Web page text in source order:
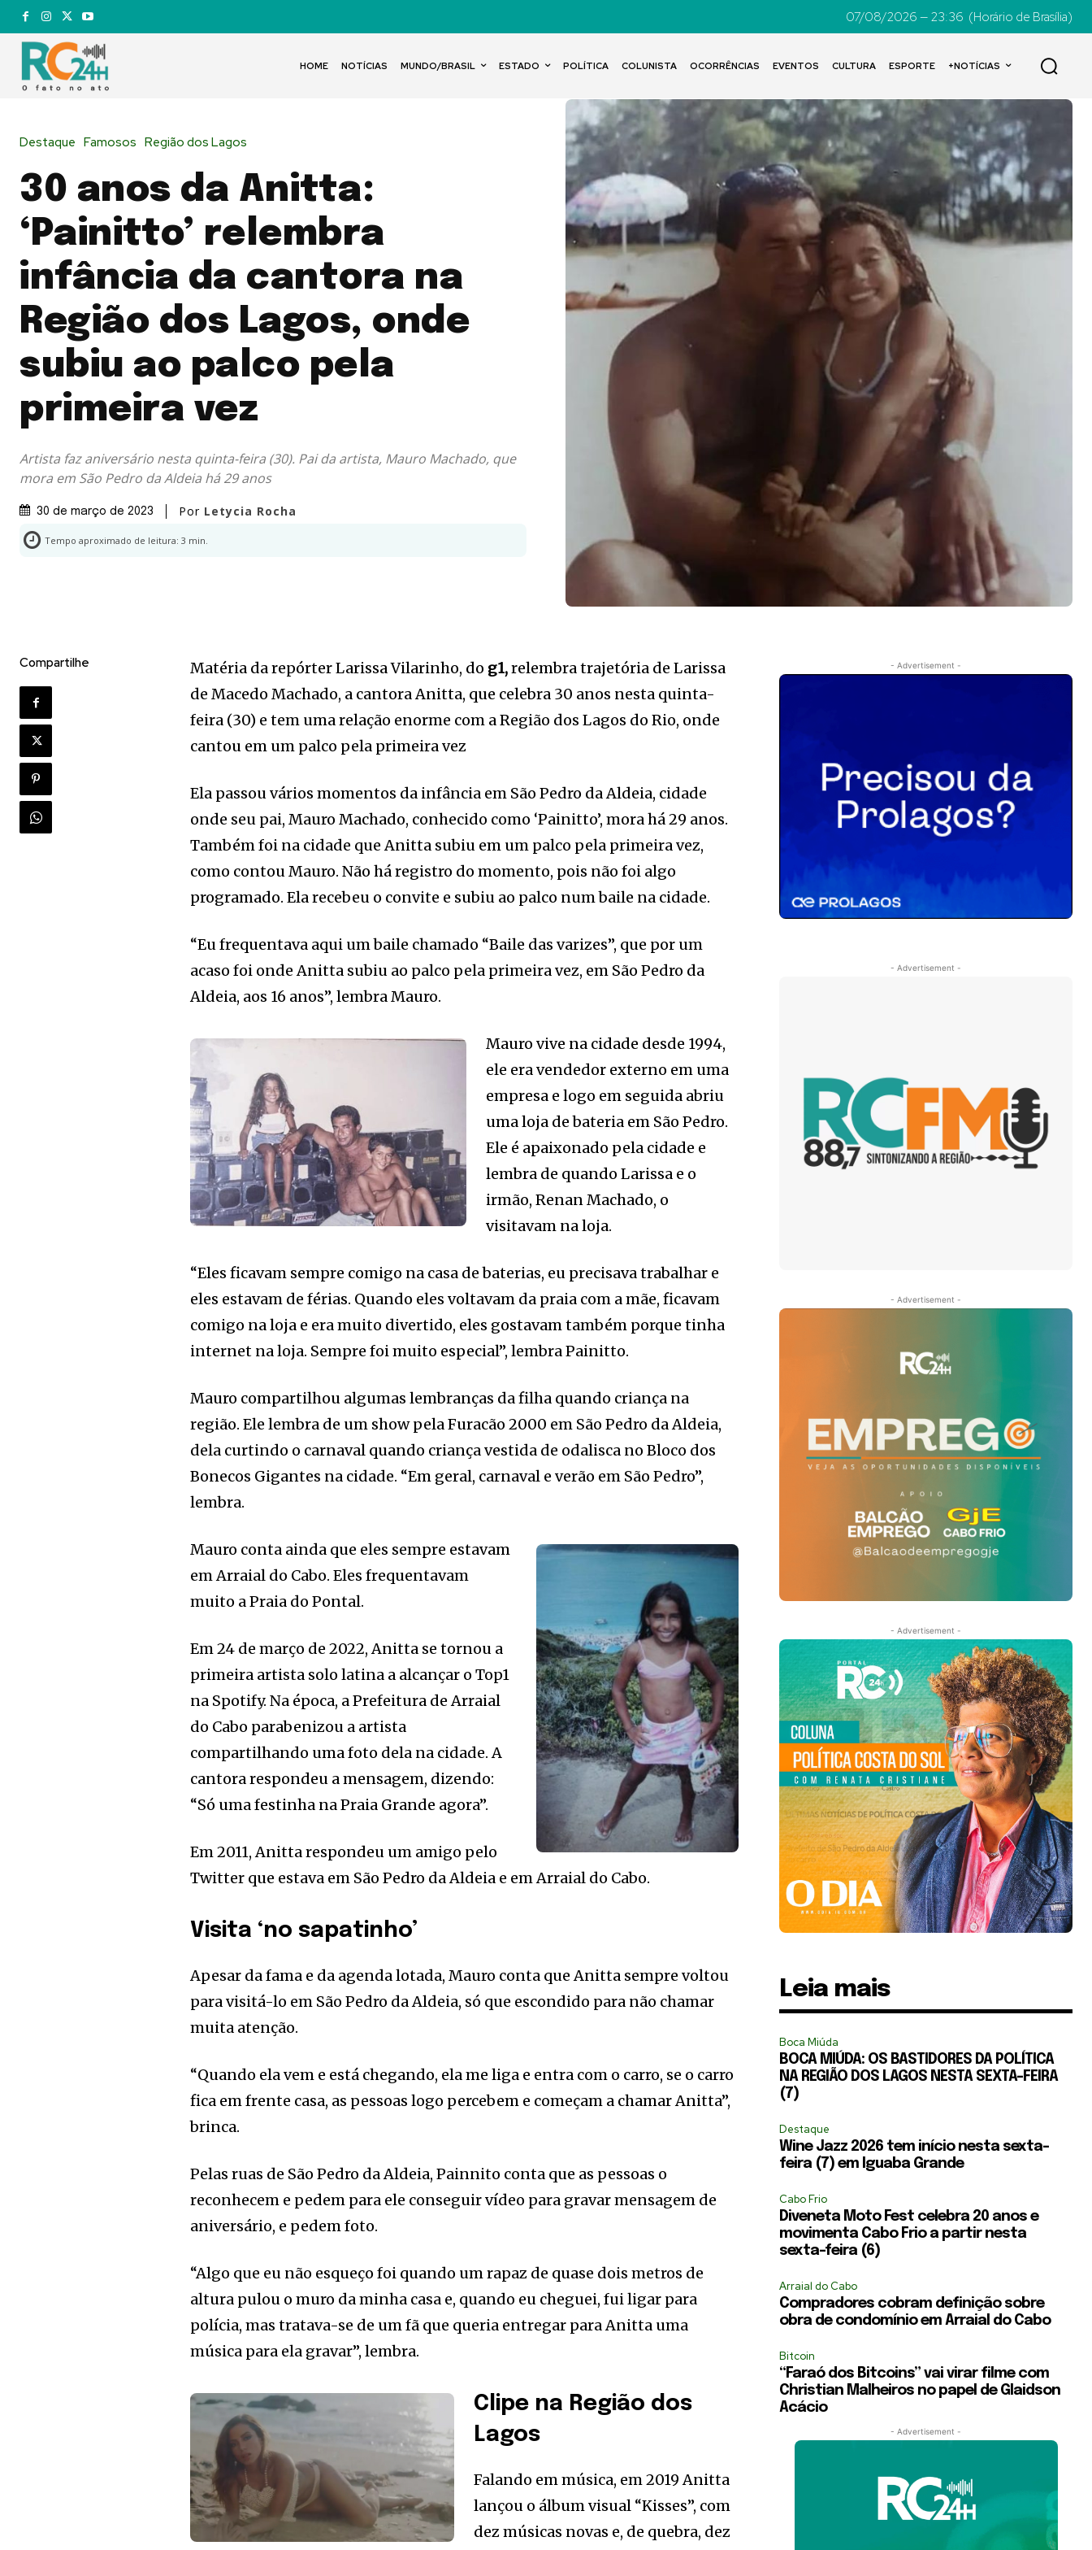
07/08/2026 — 23:36 (Horário de Brasília)
HOME NOTÍCIAS MUNDO/BRASIL ESTADO POLÍTICA COLUNISTA OCORRÊNCIAS EVENTOS CULTURA ESPORTE +NOTÍCIAS
Destaque Famosos Região dos Lagos
30 anos da Anitta:
‘Painitto’ relembra
infância da cantora na
Região dos Lagos, onde
subiu ao palco pela
primeira vez
Artista faz aniversário nesta quinta-feira (30). Pai da artista, Mauro Machado, que
mora em São Pedro da Aldeia há 29 anos
30 de março de 2023 Por Letycia Rocha
Tempo aproximado de leitura: 3 min.
Compartilhe Matéria da repórter Larissa Vilarinho, do g1,relembra trajetória de Larissa
de Macedo Machado, a cantora Anitta, que celebra 30 anos nesta quinta-
feira (30) e tem uma relação enorme com a Região dos Lagos do Rio, onde
cantou em um palco pela primeira vez
Ela passou vários momentos da infância em São Pedro da Aldeia, cidade
onde seu pai, Mauro Machado, conhecido como ‘Painitto’, mora há 29 anos.
Também foi na cidade que Anitta subiu em um palco pela primeira vez,
como contou Mauro. Não há registro do momento, pois não foi algo
programado. Ela recebeu o convite e subiu ao palco num baile na cidade.
“Eu frequentava aqui um baile chamado “Baile das varizes”, que por um
acaso foi onde Anitta subiu ao palco pela primeira vez, em São Pedro da
Aldeia, aos 16 anos”, lembra Mauro.
Mauro vive na cidade desde 1994,
ele era vendedor externo em uma
empresa e logo em seguida abriu
uma loja de bateria em São Pedro.
Ele é apaixonado pela cidade e
lembra de quando Larissa e o
irmão, Renan Machado, o
visitavam na loja.
“Eles ficavam sempre comigo na casa de baterias, eu precisava trabalhar e
eles estavam de férias. Quando eles voltavam da praia com a mãe, ficavam
comigo na loja e era muito divertido, eles gostavam também porque tinha
internet na loja. Sempre foi muito especial”, lembra Painitto.
Mauro compartilhou algumas lembranças da filha quando criança na
região. Ele lembra de um show pela Furacão 2000 em São Pedro da Aldeia,
dela curtindo o carnaval quando criança vestida de odalisca no Bloco dos
Bonecos Gigantes na cidade. “Em geral, carnaval e verão em São Pedro”,
lembra.
Mauro conta ainda que eles sempre estavam
em Arraial do Cabo. Eles frequentavam
muito a Praia do Pontal.
Em 24 de março de 2022, Anitta se tornou a
primeira artista solo latina a alcançar o Top1
na Spotify. Na época, a Prefeitura de Arraial
do Cabo parabenizou a artista
compartilhando uma foto dela na cidade. A
cantora respondeu a mensagem, dizendo:
“Só uma festinha na Praia Grande agora”.
Em 2011, Anitta respondeu um amigo pelo
Twitter que estava em São Pedro da Aldeia e em Arraial do Cabo.
Visita ‘no sapatinho’
Apesar da fama e da agenda lotada, Mauro conta que Anitta sempre voltou
para visitá-lo em São Pedro da Aldeia, só que escondido para não chamar
muita atenção.
“Quando ela vem e está chegando, ela me liga e entra com o carro, se o carro
fica em frente casa, as pessoas logo percebem e começam a chamar Anitta”,
brinca.
Pelas ruas de São Pedro da Aldeia, Painnito conta que as pessoas o
reconhecem e pedem para ele conseguir vídeo para gravar mensagem de
aniversário, e pedem foto.
“Algo que eu não esqueço foi quando um rapaz de quase dois metros de
altura pulou o muro da minha casa e, quando eu cheguei, fui ligar para
polícia, mas tratava-se de um fã que queria entregar para Anitta uma
música para ela gravar”, lembra.
Clipe na Região dos
Lagos
Falando em música, em 2019 Anitta
lançou o álbum visual “Kisses”, com
dez músicas novas e, de quebra, dez
- Advertisement -
- Advertisement -
- Advertisement -
- Advertisement -
Leia mais
Boca Miúda
BOCA MIÚDA: OS BASTIDORES DA POLÍTICA
NA REGIÃO DOS LAGOS NESTA SEXTA-FEIRA
(7)
Destaque
Wine Jazz 2026 tem início nesta sexta-
feira (7) em Iguaba Grande
Cabo Frio
Diveneta Moto Fest celebra 20 anos e
movimenta Cabo Frio a partir nesta
sexta-feira (6)
Arraial do Cabo
Compradores cobram definição sobre
obra de condomínio em Arraial do Cabo
Bitcoin
“Faraó dos Bitcoins” vai virar filme com
Christian Malheiros no papel de Glaidson
Acácio
- Advertisement -